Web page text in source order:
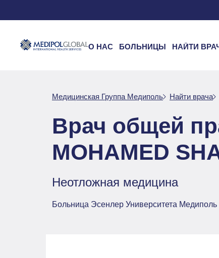
О НАС БОЛЬНИЦЫ НАЙТИ
Медицинская Группа Медиполь Найти врача
Врач общей
MOHAMED
Неотложная медицина
Больница Эсенлер Университета Медиполь